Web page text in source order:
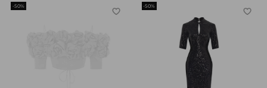
-50% -50%